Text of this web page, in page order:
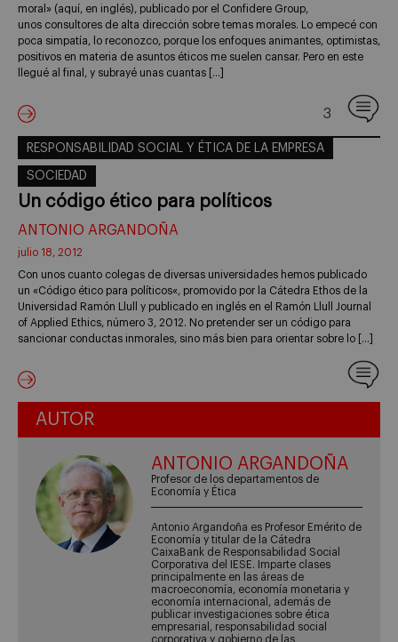
moral» (aquí, en inglés), publicado por el Confidere Group,
unos consultores de alta dirección sobre temas morales. Lo empecé con
poca simpatía, lo reconozco, porque los enfoques animantes, optimistas,
positivos en materia de asuntos éticos me suelen cansar. Pero en este
llegué al final, y subrayé unas cuantas […]
3
RESPONSABILIDAD SOCIAL Y ÉTICA DE LA EMPRESA
SOCIEDAD
Un código ético para políticos
ANTONIO ARGANDOÑA
julio 18, 2012
Con unos cuanto colegas de diversas universidades hemos publicado
un «Código ético para políticos«, promovido por la Cátedra Ethos de la
Universidad Ramón Llull y publicado en inglés en el Ramón Llull Journal
of Applied Ethics, número 3, 2012. No pretender ser un código para
sancionar conductas inmorales, sino más bien para orientar sobre lo […]
AUTOR
ANTONIO ARGANDOÑA
Profesor de los departamentos de
Economía y Ética
Antonio Argandoña es Profesor Emérito de
Economía y titular de la Cátedra
CaixaBank de Responsabilidad Social
Corporativa del IESE. Imparte clases
principalmente en las áreas de
macroeconomía, economía monetaria y
economía internacional, además de
publicar investigaciones sobre ética
empresarial, responsabilidad social
corporativa y gobierno de las